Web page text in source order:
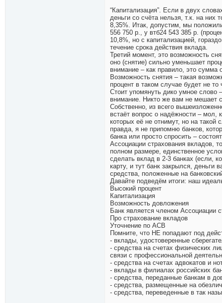
“Капитализация”. Если в двух
деньги со счёта нельзя, т.к. на них
8,35%. Итак, допустим, мы
556 750 р., у втб24 543 385 р.
10,8%, но с капитализацией,
течение срока действия вклада.
Третий момент, это возможность
оно (снятие) сильно уменьшает
внимание – как правило, это сумма
Возможность снятия – такая
процент в таком случае будет не
Стоит упомянуть дико умное слово
внимание. Никто же вам не мешает
Собственно, из всего
встаёт вопрос о надёжности – мол,
которых её не отнимут, но на такой
правда, я не припомню банков,
банка или просто спросить –
Ассоциации страхования вкладов,
полном размере, единственное
сделать вклад в 2-3 банках (если,
карту, и тут банк закрылся,
средства, положенные на
Давайте подведём итоги: наш
Высокий процент
Капитализация
Возможность довложения
Банк является членом Ассоциации
Про страхование вкладов
Уточнение по АСВ
Помните, что НЕ попадают под
- вклады, удостоверенные
- средства на счетах физических
связи с профессиональной
- средства на счетах адвокатов и
- вклады в филиалах российских
- средства, переданные банкам в
- средства, размещенные на
- средства, переведенные в так